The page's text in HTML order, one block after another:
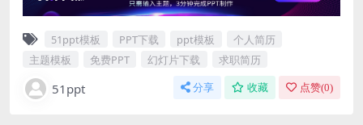
51ppt模板 PPT下载 ppt模板
个人简历
主题模板
免费PPT 幻灯片下载 求职简历
51ppt 分享 收藏 点赞(0)